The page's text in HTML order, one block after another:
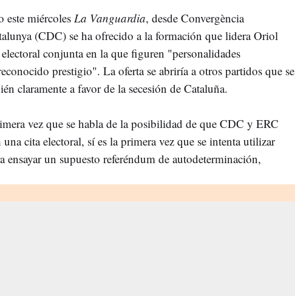
este miércoles La Vanguardia, desde Convergència
(CDC) se ha ofrecido a la formación que lidera Oriol
conjunta en la que figuren "personalidades
prestigio". La oferta se abriría a otros partidos que se
claramente a favor de la secesión de Cataluña.
vez que se habla de la posibilidad de que CDC y ERC
una cita electoral, sí es la primera vez que se intenta utilizar
ensayar un supuesto referéndum de autodeterminación,